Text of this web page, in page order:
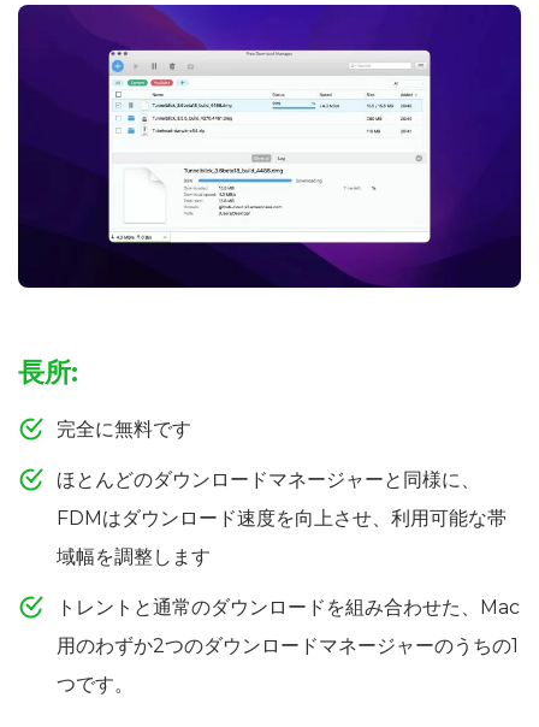
長所:
完全に無料です
ほとんどのダウンロードマネージャーと同様に、
FDMはダウンロード速度を向上させ、利用可能な帯
域幅を調整します
トレントと通常のダウンロードを組み合わせた、Mac
用のわずか2つのダウンロードマネージャーのうちの1
つです。